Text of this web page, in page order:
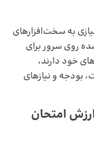
به سخت‌افزارهای
روی سرور برای
خود دارند،
بودجه و نیازهای
ارزش امتحان